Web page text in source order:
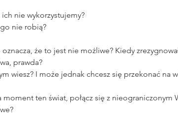
nie wykorzystujemy?
nie robią?
że to jest nie możliwe? Kiedy
prawda?
wiesz? I może jednak chcesz się przekonać na
moment ten świat, połącz się z nieograniczonym